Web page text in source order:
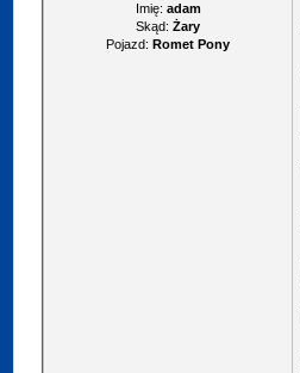
Imię: adam
Skąd: Żary
Pojazd: Romet Pony